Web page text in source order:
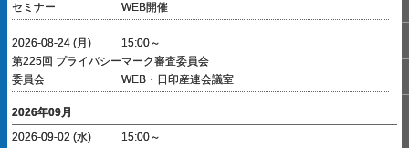
セミナー
WEB開催
2026-08-24 (月)
15:00～
第225回 プライバシーマーク審査委員会
委員会
WEB・日印産連会議室
2026年09月
2026-09-02 (水)
15:00～